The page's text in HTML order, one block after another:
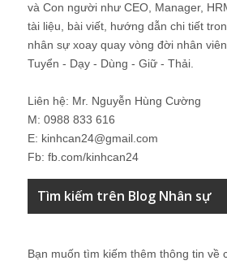
và Con người như CEO, Manager,
tài liệu, bài viết, hướng dẫn chi tiết
nhân sự xoay quay vòng đời nhân
Tuyển - Dạy - Dùng - Giữ - Thải.
Liên hệ: Mr. Nguyễn Hùng Cường
M: 0988 833 616
E: kinhcan24@gmail.com
Fb: fb.com/kinhcan24
Tìm kiếm trên Blog Nhân sự
Bạn muốn tìm kiếm thêm thông tin về